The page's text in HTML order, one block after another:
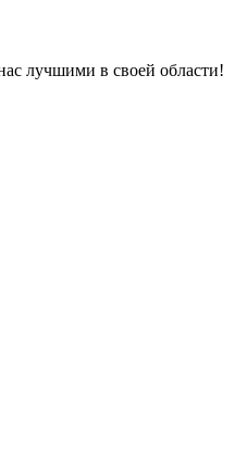
лучшими в своей области!